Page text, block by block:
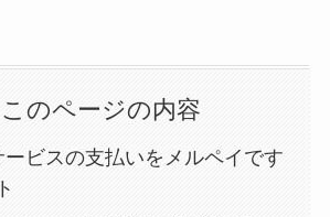
このページの内容
ビスの支払いをメルペイです